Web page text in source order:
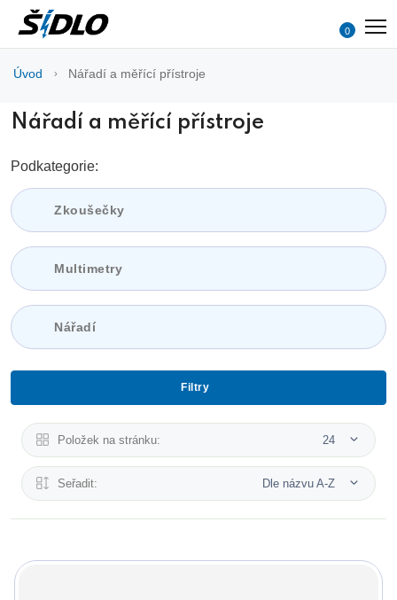
0
Úvod Nářadí a měřící přístroje
Nářadí a měřící přístroje
Podkategorie:
Zkoušečky
Multimetry
Nářadí
Filtry
Položek na stránku: 24
Seřadit: Dle názvu A-Z